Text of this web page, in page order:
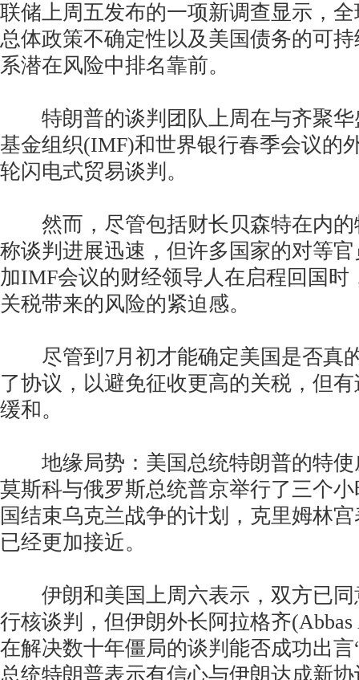
联储上周五发布的一项新调查显示，
总体政策不确定性以及美国债务的可
系潜在风险中排名靠前。
特朗普的谈判团队上周在与齐聚华
基金组织(IMF)和世界银行春季会议的
轮闪电式贸易谈判。
然而，尽管包括财长贝森特在内的
称谈判进展迅速，但许多国家的对等
加IMF会议的财经领导人在启程回国时
关税带来的风险的紧迫感。
尽管到7月初才能确定美国是否真
了协议，以避免征收更高的关税，但
缓和。
地缘局势：美国总统特朗普的特使
莫斯科与俄罗斯总统普京举行了三个
国结束乌克兰战争的计划，克里姆林
已经更加接近。
伊朗和美国上周六表示，双方已同
行核谈判，但伊朗外长阿拉格齐
在解决数十年僵局的谈判能否成功出
总统特朗普表示有信心与伊朗达成新